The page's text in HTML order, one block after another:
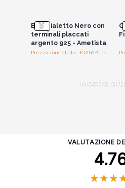
Braccialetto Nero con
terminali placcati
argento 925 - Ametista
Prezzo consigliato : €10.60/Cad.
Mostra
VALUTAZIONE
★★★
★★★